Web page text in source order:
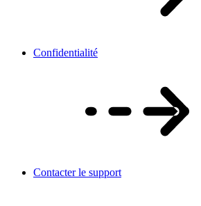
Confidentialité
Contacter le support